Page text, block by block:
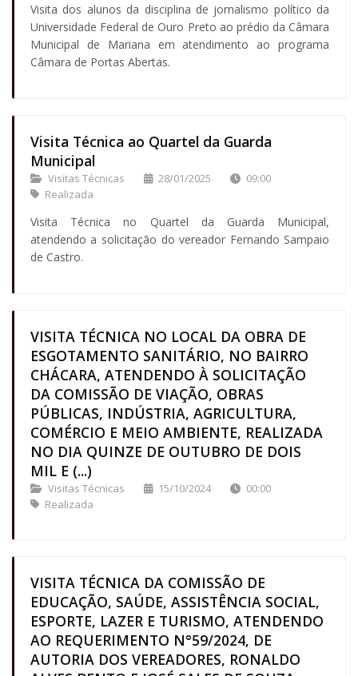
Visita dos alunos da disciplina de jornalismo político da
Universidade Federal de Ouro Preto ao prédio da Câmara
Municipal de Mariana em atendimento ao programa
Câmara de Portas Abertas.
Visita Técnica ao Quartel da Guarda
Municipal
Visitas Técnicas 28/01/2025
09:00
Realizada
Visita Técnica no Quartel da Guarda Municipal,
atendendo a solicitação do vereador Fernando Sampaio
de Castro.
VISITA TÉCNICA NO LOCAL DA OBRA DE
ESGOTAMENTO SANITÁRIO, NO BAIRRO
CHÁCARA, ATENDENDO À SOLICITAÇÃO
DA COMISSÃO DE VIAÇÃO, OBRAS
PÚBLICAS, INDÚSTRIA, AGRICULTURA,
COMÉRCIO E MEIO AMBIENTE, REALIZADA
NO DIA QUINZE DE OUTUBRO DE DOIS
MIL E (...)
Visitas Técnicas 15/10/2024
00:00
Realizada
VISITA TÉCNICA DA COMISSÃO DE
EDUCAÇÃO, SAÚDE, ASSISTÊNCIA SOCIAL,
ESPORTE, LAZER E TURISMO, ATENDENDO
AO REQUERIMENTO N°59/2024, DE
AUTORIA DOS VEREADORES, RONALDO